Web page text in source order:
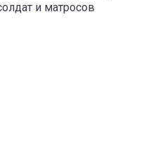
и матросов